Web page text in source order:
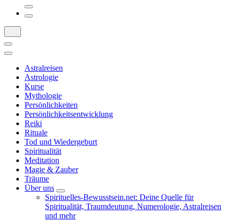
Astralreisen
Astrologie
Kurse
Mythologie
Persönlichkeiten
Persönlichkeitsentwicklung
Reiki
Rituale
Tod und Wiedergeburt
Spiritualität
Meditation
Magie & Zauber
Träume
Über uns
Spirituelles-Bewusstsein.net: Deine Quelle für
Spiritualität, Traumdeutung, Numerologie, Astralreisen
und mehr